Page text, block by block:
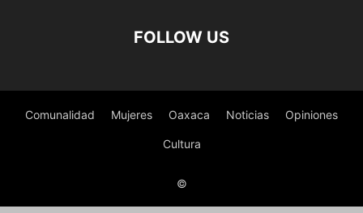
FOLLOW US
Comunalidad Mujeres Oaxaca Noticias Opiniones
Cultura
©